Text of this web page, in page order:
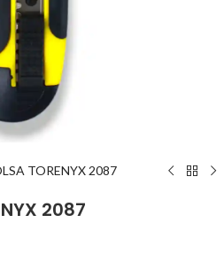
TORENYX 2087
2087